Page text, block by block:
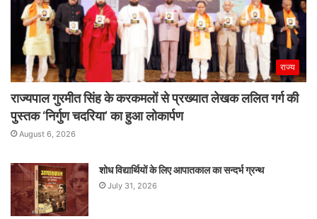
राज्य
राज्यपाल गुरमीत सिंह के करकमलों से प्रख्यात लेखक ललित गर्ग की
पुस्तक ‘निर्गुण चदरिया’ का हुआ लोकार्पण
August 6, 2026
शोध विद्यार्थियों के लिए आपातकाल का सन्दर्भ ग्रन्थ
July 31, 2026